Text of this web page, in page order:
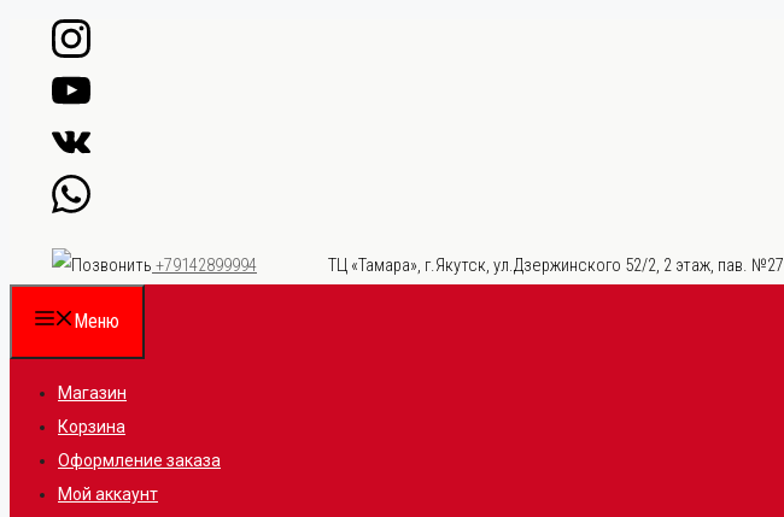
Перейти
содержимому
+79142899994 ТЦ «Тамара», г.Якутск, ул.Дзержинского 52/2, 2 этаж, пав. №27
Меню
Магазин
Корзина
Оформление заказа
Мой аккаунт